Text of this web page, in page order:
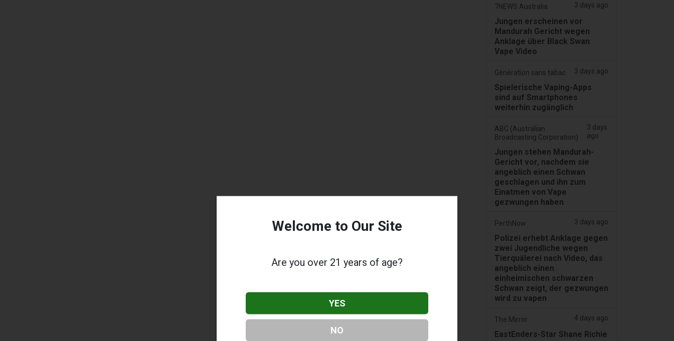
7NEWS Australia 3 days ago
Jungen erscheinen vor
Mandurah Gericht wegen
Anklage über Black Swan
Vape Video
Génération sans tabac 3 days ago
Spielerische Vaping-Apps
sind auf Smartphones
weiterhin zugänglich
ABC (Australian
Broadcasting Corporation)
3 days
ago
Jungen stehen Mandurah-
Gericht vor, nachdem sie
angeblich einen Schwan
geschlagen und ihn zum
Einatmen von Vape
gezwungen haben
PerthNow 3 days ago
Polizei erhebt Anklage gegen
zwei Jugendliche wegen
Tierquälerei nach Video, das
angeblich einen
einheimischen schwarzen
Schwan zeigt, der gezwungen
wird zu vapen
The Mirror 4 days ago
EastEnders-Star Shane Richie
Welcome to Our Site
Are you over 21 years of age?
YES
NO